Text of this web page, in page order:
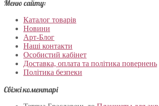
Меню сайту:
Каталог товарів
Новини
Арт-Блог
Наші контакти
Особистий кабінет
Доставка, оплата та політика повернень
Політика безпеки
Свіжі коментарі